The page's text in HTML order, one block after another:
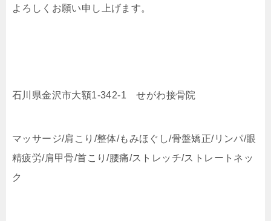
よろしくお願い申し上げます。
石川県金沢市大額1-342-1 せがわ接骨院
マッサージ/肩こり/整体/もみほぐし/骨盤矯正/リンパ/眼
精疲労/肩甲骨/首こり/腰痛/ストレッチ/ストレートネッ
ク